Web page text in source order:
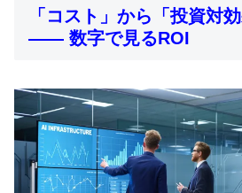
「コスト」から「投資対
―― 数字で見るROI